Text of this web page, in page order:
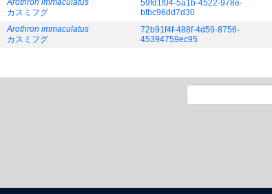
Arothron immaculatus
カスミフグ
59fd1f04-5a1b-4522-978e-
bfbc96dd7d30
Arothron immaculatus
カスミフグ
72b91f4f-488f-4d59-8756-
45394759ec95